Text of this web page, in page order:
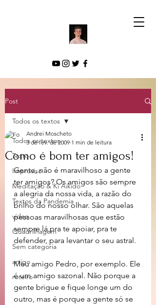
Post
Todos os textos
Texto
Improviso
Meditação & Ki Aikido
Textos da Pandemia
vídeo
Quadrilhagem
Sem categoria
artigo
roteiro
Todos os textos
Como é bom ter amigos!
Andrei Moscheto
3 de fev. de 2009 1 min de leitura
Gente, não é maravilhoso a gente
ter amigos? Os amigos são sempre
a alegria da nossa vida, a razão do
brilho do nosso olhar. São aquelas
pessoas maravilhosas que estão
sempre lá pra te apoiar, pra te
defender, para levantar o seu astral.
Meu amigo Pedro, por exemplo. Ele
é um amigo sazonal. Não porque a
gente brigue e fique longe um do
outro, mas é porque a gente só se